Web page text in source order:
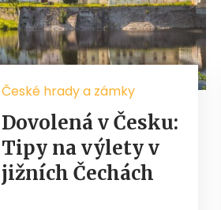
České hrady a zámky
Dovolená v Česku:
Tipy na výlety v
jižních Čechách